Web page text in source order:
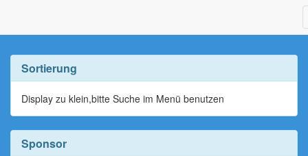
Sortierung
Display zu klein,bitte Suche im Menü benutzen
Sponsor